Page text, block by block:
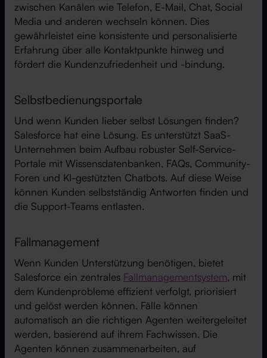
zwischen Kanälen wie Telefon, E-Mail, Chat, Social
Media und anderen wechseln können. Dies
gewährleistet eine konsistente und personalisierte
Erfahrung über alle Kontaktpunkte hinweg und
fördert die Kundenzufriedenheit und -bindung.
Selbstbedienungsportale
Und wenn Kunden lieber selbst Lösungen finden?
Salesforce hat eine Lösung. Es unterstützt SaaS-
Unternehmen beim Aufbau robuster Self-Service-
Portale mit Wissensdatenbanken, FAQs, Community-
Foren und KI-gestützten Chatbots. Auf diese Weise
können Kunden selbstständig Antworten finden und
die Support-Teams entlasten.
Fallmanagement
Wenn Kunden Unterstützung benötigen, bietet
Salesforce ein zentrales Fallmanagementsystem, mit
dem Kundenprobleme effizient verfolgt, priorisiert
und gelöst werden können. Fälle können
automatisch an die richtigen Agenten weitergeleitet
werden, basierend auf ihrem Fachwissen. Die
Agenten können zusammenarbeiten, auf